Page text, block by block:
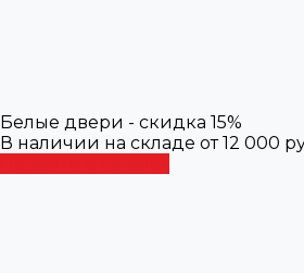
Белые двери - скидка 15%
В наличии на складе от 12 000